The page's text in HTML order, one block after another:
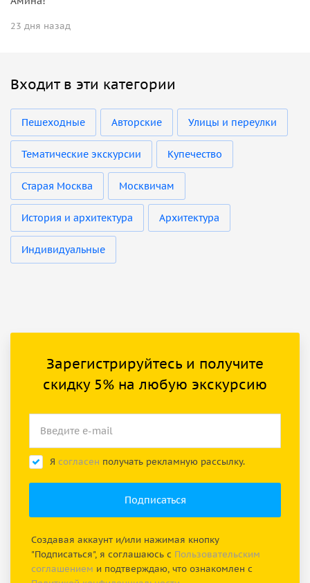
23 дня назад
Входит в эти категории
Пешеходные Авторские Улицы и переулки
Тематические экскурсии Купечество
Старая Москва Москвичам
История и архитектура Архитектура
Индивидуальные
Зарегистрируйтесь и получите
скидку 5% на любую экскурсию
Я согласен получать рекламную рассылку.
Создавая аккаунт и/или нажимая кнопку
"Подписаться", я соглашаюсь с Пользовательским
соглашением и подтверждаю, что ознакомлен с